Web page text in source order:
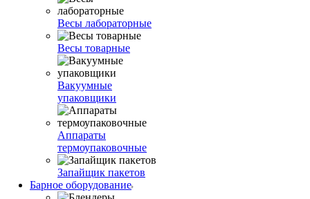
Весы лабораторные
Весы товарные
Вакуумные
упаковщики
Аппараты
термоупаковочные
Запайщик пакетов
Барное оборудование